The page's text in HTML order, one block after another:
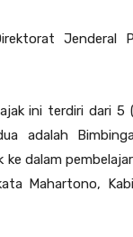
Jenderal
ini terdiri dari
adalah
dalam
Mahartono,